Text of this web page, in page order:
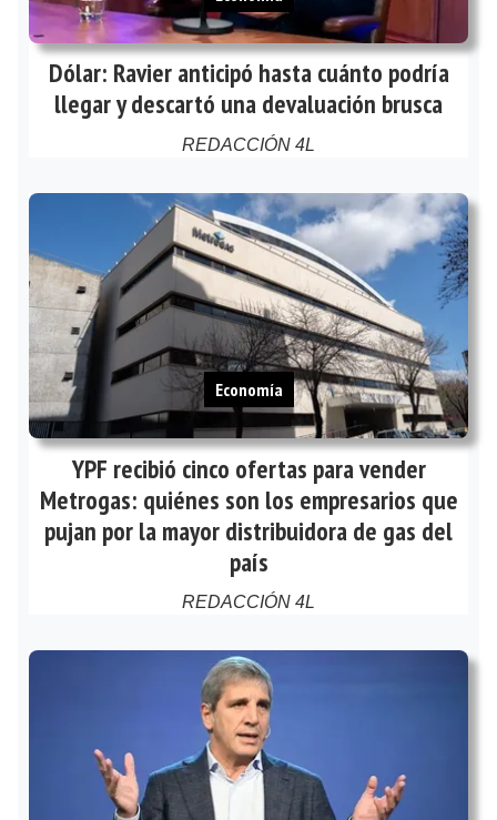
Dólar: Ravier anticipó hasta cuánto podría
llegar y descartó una devaluación brusca
REDACCIÓN 4L
YPF recibió cinco ofertas para vender
Metrogas: quiénes son los empresarios que
pujan por la mayor distribuidora de gas del
país
REDACCIÓN 4L
Economía